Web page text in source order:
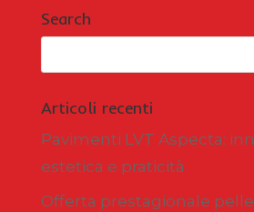
Search
Articoli recenti
Pavimenti LVT Aspecta:
estetica e praticità
Offerta prestagionale